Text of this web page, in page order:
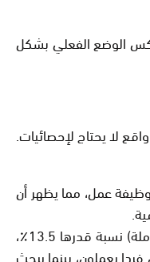
الوضع الفعلي بشكل
لا يحتاج لإحصائيات.
تشير إحصائيات “م س خ” إلى إلغاء 297000 وظيفة عمل بين أكتوبر 2022 وأكتوبر 2023. على عكس التصريحات الحكومية، فإن الحقيقة تظهر أنه لم يتم خلق سوى 31300 وظيفة عمل، مما يظهر أن
تقول الإحصائيات الرسمية إنه تم تسجيل 248000 عاطل جديد عن العمل، مما رفع إجمالي عدد العاطلين في المغرب إلى حوالي 2000000. يظهر مستوى النشاط (اليد العاملة) نسبة قدرها 13.5٪،
العاملين (البالغ عددهم 27.5 مليون مواطن مغربي في الفئة العمرية بين 15 و64 سنة). من بين هؤلاء، يُظهر أن 12.2 مليون فردا يعملون، بينما يبحث